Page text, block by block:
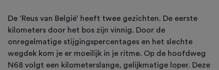
De ‘Reus van België’ heeft twee gezichten. De eerste
kilometers door het bos zijn vinnig. Door de
onregelmatige stijgingspercentages en het slechte
wegdek kom je er moeilijk in je ritme. Op de hoofdweg
N68 volgt een kilometerslange, gelijkmatige loper. Deze